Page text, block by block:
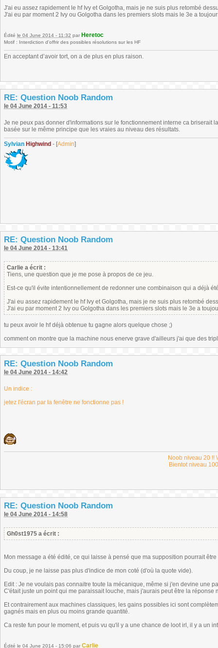
J'ai eu assez rapidement le hf Ivy et Golgotha, mais je ne suis plus retombé
J'ai eu par moment 2 Ivy ou Golgotha dans les premiers slots mais le 3e a
Édité le 04 June 2014 - 11:32 par Heretoc
Motif : Interdiction d'offrir des possibles résolutions sur les HF
En acceptant d’avoir tort, on a de plus en plus raison.
RE: Question Noob Random
le 04 June 2014 - 11:53
Je ne peux pas donner d'informations sur le fonctionnement interne ca briserait
basée sur le même principe que les vraies au niveau des résultats.
Sylvian Highwind - [Admin]
RE: Question Noob Random
le 04 June 2014 - 13:41
Carlie a écrit :
Tiens, une question que je me pose à propos de ce jeu.
Est-ce qu'il évite intentionnellement de redonner une combinaison qui a déjà
J'ai eu assez rapidement le hf Ivy et Golgotha, mais je ne suis plus retombé
J'ai eu par moment 2 Ivy ou Golgotha dans les premiers slots mais le 3e a
tu peux avoir le hf déjà obtenue tu gagne alors quelque chose ;)
comment on montre que la machine nous enerve grave d'ailleurs j'ai que des
RE: Question Noob Random
le 04 June 2014 - 14:42
Un indice :
jetez l'écran par la fenêtre ne fonctionne pas !
Noob niveau 20 !!
Bientot niveau
RE: Question Noob Random
le 04 June 2014 - 14:58
Gh0st1975 a écrit :
Mon message a été édité, ce qui laisse à pensé que ma supposition pourrait
Du coup, je ne laisse pas plus d'indice de mon coté (d'où la quote vide).
Edit : Je ne voulais pas connaitre toute la mécanique, même si j'en devine une
C'était juste un point qui me paraissait louche, mais j'aurais peut être la réponse
Et contrairement aux machines classiques, les gains possibles ici sont
gagnés mais en plus ou moins grande quantité.
Ca reste fun pour le moment, et puis vu qu'il y a une chance de loot irl, il y a un
Édité le 04 June 2014 - 15:06 par Carlie